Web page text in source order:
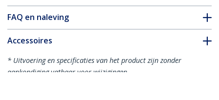
FAQ en naleving
Accessoires
* Uitvoering en specificaties van het product zijn zonder
aankondiging vatbaar voor wijzigingen.